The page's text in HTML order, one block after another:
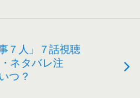
７人」７話視聴
ネタバレ注
つ？